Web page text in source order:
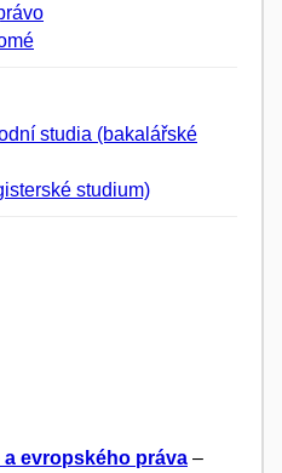
studia (bakalářské
studium)
evropského práva –